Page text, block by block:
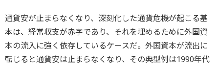
通貨安が止まらなくなり、深刻化した通貨危機が起こる基
本は、経常収支が赤字であり、それを埋めるために外国資
本の流入に強く依存しているケースだ。外国資本が流出に
転じると通貨安は止まらなくなり、その典型例は1990年代